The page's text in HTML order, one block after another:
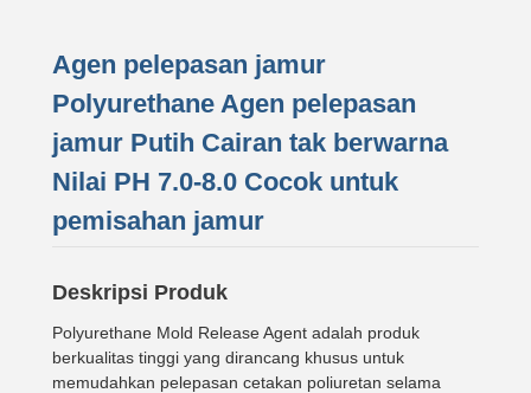
Agen pelepasan jamur
Polyurethane Agen pelepasan
jamur Putih Cairan tak berwarna
Nilai PH 7.0-8.0 Cocok untuk
pemisahan jamur
Deskripsi Produk
Polyurethane Mold Release Agent adalah produk
berkualitas tinggi yang dirancang khusus untuk
memudahkan pelepasan cetakan poliuretan selama